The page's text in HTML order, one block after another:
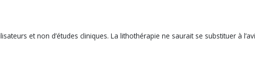
et non d’études cliniques. La lithothérapie ne saurait se substituer à